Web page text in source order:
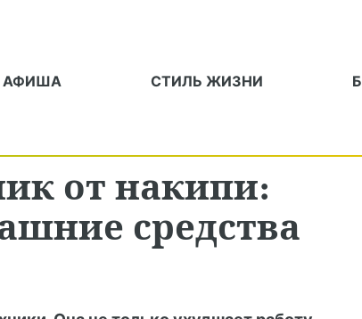
АФИША СТИЛЬ ЖИЗНИ
от накипи:
средства